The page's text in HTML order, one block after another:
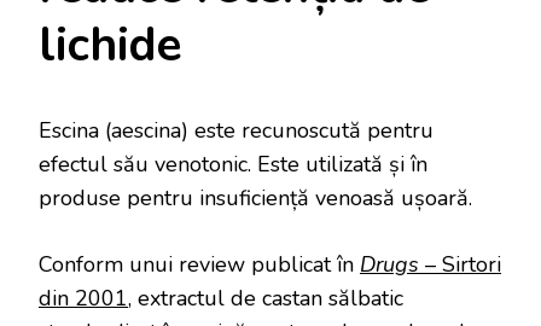
lichide
Escina (aescina) este recunoscută pentru
efectul său venotonic. Este utilizată și în
produse pentru insuficiență venoasă ușoară.
Conform unui review publicat în Drugs – Sirtori
din 2001, extractul de castan sălbatic